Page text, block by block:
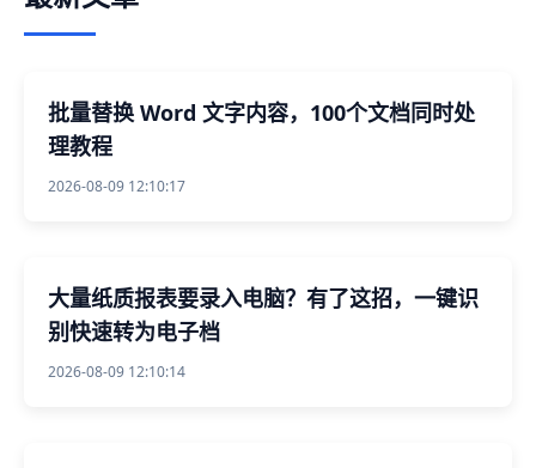
批量替换 Word 文字内容，100个文档同时处
理教程
2026-08-09 12:10:17
大量纸质报表要录入电脑？有了这招，一键识
别快速转为电子档
2026-08-09 12:10:14